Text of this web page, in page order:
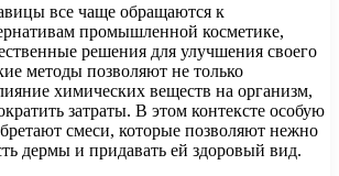
все чаще обращаются к
промышленной косметике,
решения для улучшения своего
методы позволяют не только
химических веществ на организм,
затраты. В этом контексте особую
смеси, которые позволяют нежно
дермы и придавать ей здоровый вид.